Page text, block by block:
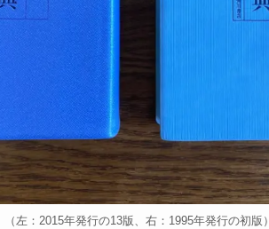
（左：2015年発行の13版、右：1995年発行の初版）